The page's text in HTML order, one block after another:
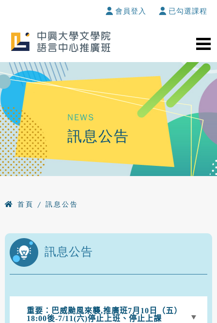
會員登入 已勾選課程
NEWS
訊息公告
首頁 / 訊息公告
訊息公告
重要：巴威颱風來襲,推廣班7月10日（五）
18:00後-7/11(六)停止上班、停止上課